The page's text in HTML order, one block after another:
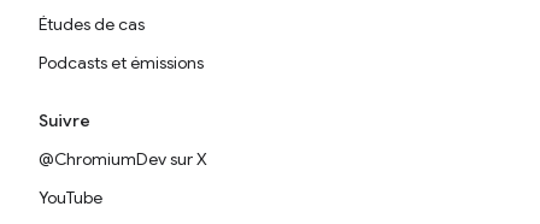
Études de cas
Podcasts et émissions
Suivre
@ChromiumDev sur X
YouTube